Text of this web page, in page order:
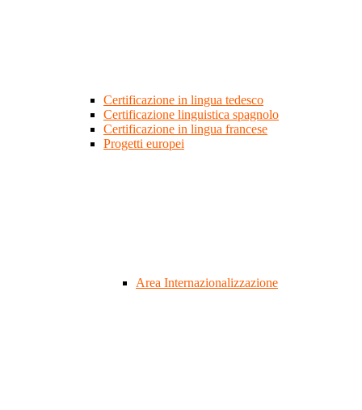
Certificazione in lingua tedesco
Certificazione linguistica spagnolo
Certificazione in lingua francese
Progetti europei
Area Internazionalizzazione